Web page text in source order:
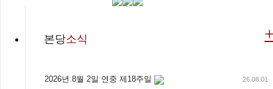
본당소식
2026년 8월 2일 연중 제18주일 26.08.01